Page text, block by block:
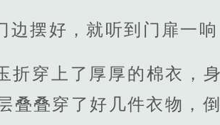
边摆好，就听到门扉一响
折穿上了厚厚的棉衣，
叠叠穿了好几件衣物，